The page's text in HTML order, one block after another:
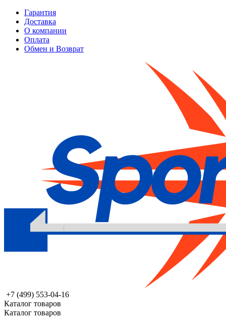
Гарантия
Доставка
О компании
Оплата
Обмен и Возврат
+7 (499) 553-04-16
Каталог товаров
Каталог товаров